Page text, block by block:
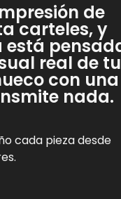
de
carteles, y
está
real de tu
con una
nada.
cada pieza desde